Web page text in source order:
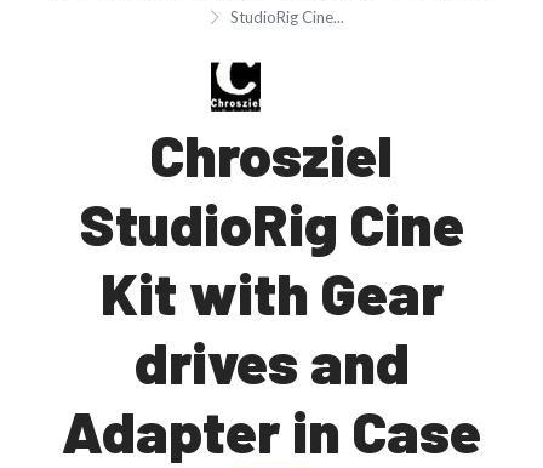
StudioRig Cine...
Chrosziel
StudioRig Cine
Kit with Gear
drives and
Adapter in Case